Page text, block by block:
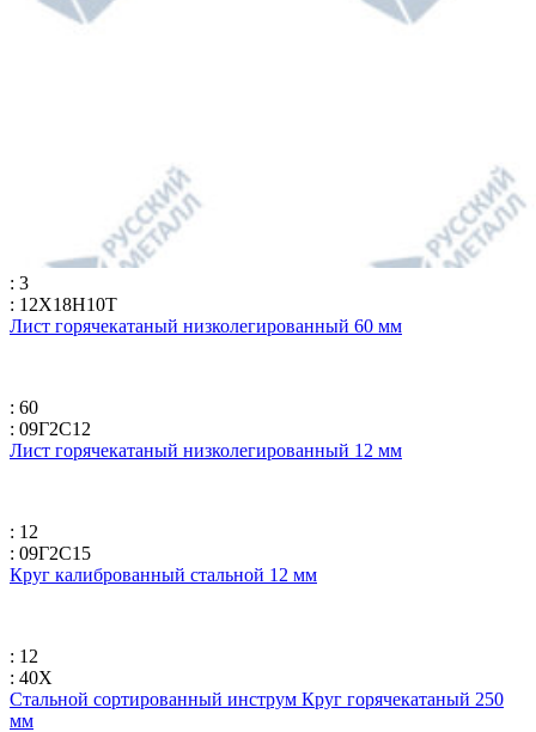
: 3
: 12Х18Н10Т
Лист горячекатаный низколегированный 60 мм
: 60
: 09Г2С12
Лист горячекатаный низколегированный 12 мм
: 12
: 09Г2С15
Круг калиброванный стальной 12 мм
: 12
: 40Х
Стальной сортированный инструм Круг горячекатаный 250
мм